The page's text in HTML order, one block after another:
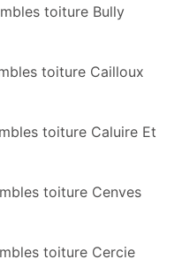
toiture Bully
toiture Cailloux
toiture Caluire Et
toiture Cenves
toiture Cercie